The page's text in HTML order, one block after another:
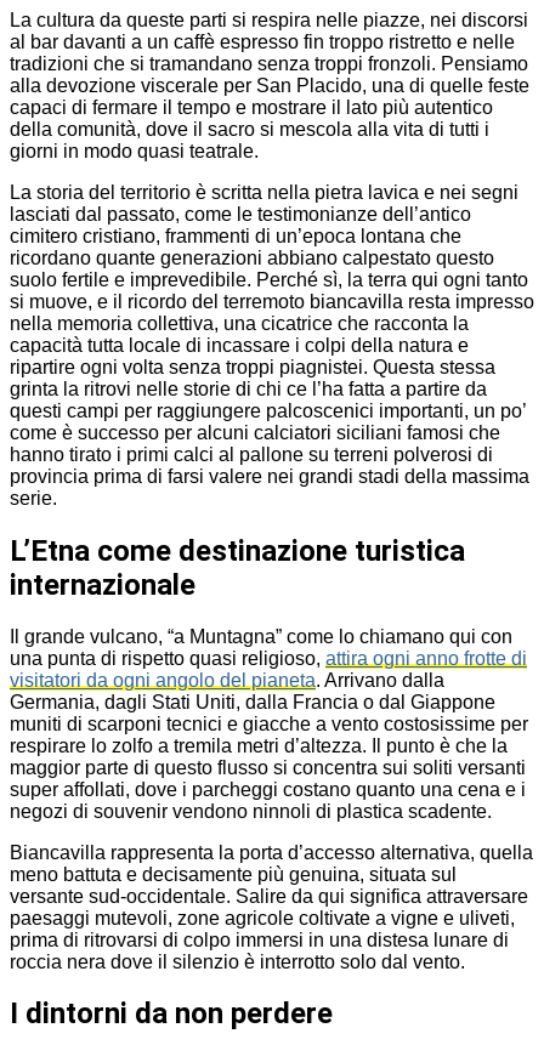
La cultura da queste parti si respira nelle piazze, nei discorsi
al bar davanti a un caffè espresso fin troppo ristretto e nelle
tradizioni che si tramandano senza troppi fronzoli. Pensiamo
alla devozione viscerale per San Placido, una di quelle feste
capaci di fermare il tempo e mostrare il lato più autentico
della comunità, dove il sacro si mescola alla vita di tutti i
giorni in modo quasi teatrale.
La storia del territorio è scritta nella pietra lavica e nei segni
lasciati dal passato, come le testimonianze dell’antico
cimitero cristiano, frammenti di un’epoca lontana che
ricordano quante generazioni abbiano calpestato questo
suolo fertile e imprevedibile. Perché sì, la terra qui ogni tanto
si muove, e il ricordo del terremoto biancavilla resta impresso
nella memoria collettiva, una cicatrice che racconta la
capacità tutta locale di incassare i colpi della natura e
ripartire ogni volta senza troppi piagnistei. Questa stessa
grinta la ritrovi nelle storie di chi ce l’ha fatta a partire da
questi campi per raggiungere palcoscenici importanti, un po’
come è successo per alcuni calciatori siciliani famosi che
hanno tirato i primi calci al pallone su terreni polverosi di
provincia prima di farsi valere nei grandi stadi della massima
serie.
L’Etna come destinazione turistica
internazionale
Il grande vulcano, “a Muntagna” come lo chiamano qui con
una punta di rispetto quasi religioso, attira ogni anno frotte di
visitatori da ogni angolo del pianeta. Arrivano dalla
Germania, dagli Stati Uniti, dalla Francia o dal Giappone
muniti di scarponi tecnici e giacche a vento costosissime per
respirare lo zolfo a tremila metri d’altezza. Il punto è che la
maggior parte di questo flusso si concentra sui soliti versanti
super affollati, dove i parcheggi costano quanto una cena e i
negozi di souvenir vendono ninnoli di plastica scadente.
Biancavilla rappresenta la porta d’accesso alternativa, quella
meno battuta e decisamente più genuina, situata sul
versante sud-occidentale. Salire da qui significa attraversare
paesaggi mutevoli, zone agricole coltivate a vigne e uliveti,
prima di ritrovarsi di colpo immersi in una distesa lunare di
roccia nera dove il silenzio è interrotto solo dal vento.
I dintorni da non perdere